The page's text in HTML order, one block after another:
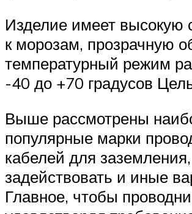
Изделие имеет высокую
к морозам, прозрачную
температурный режим
-40 до +70 градусов
Выше рассмотрены
популярные марки
кабелей для
задействовать и иные
Главное, чтобы